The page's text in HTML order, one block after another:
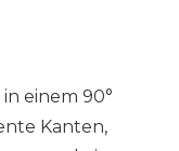
einem 90°
Kanten,